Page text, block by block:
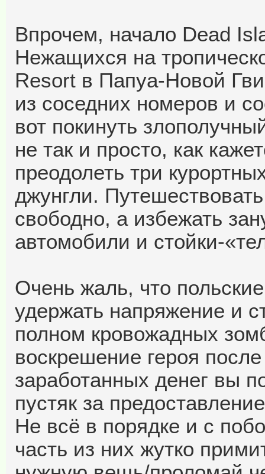
Впрочем, начало Dead
Нежащихся на
Resort в Папуа-Новой
из соседних номеров и
вот покинуть
не так и просто, как
преодолеть три
джунгли.
свободно, а избежать
автомобили и стойки-
Очень жаль, что
удержать напряжение и
полном кровожадных
воскрешение героя
заработанных денег вы
пустяк за
Не всё в порядке и с
часть из них жутко